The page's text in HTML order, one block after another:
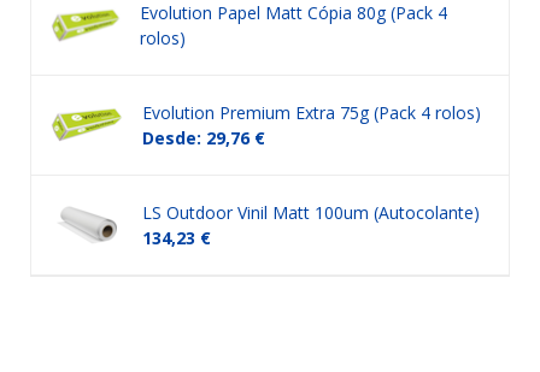
Evolution Papel Matt Cópia 80g (Pack 4
rolos)
Evolution Premium Extra 75g (Pack 4 rolos)
Desde: 29,76 €
LS Outdoor Vinil Matt 100um (Autocolante)
134,23 €